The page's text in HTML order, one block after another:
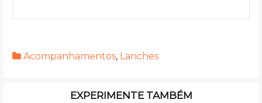
Acompanhamentos, Lanches
EXPERIMENTE TAMBÉM